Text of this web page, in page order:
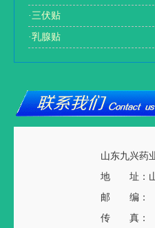
·三伏贴
·乳腺贴
山东九兴药
地 址：山
邮 编：
传 真：